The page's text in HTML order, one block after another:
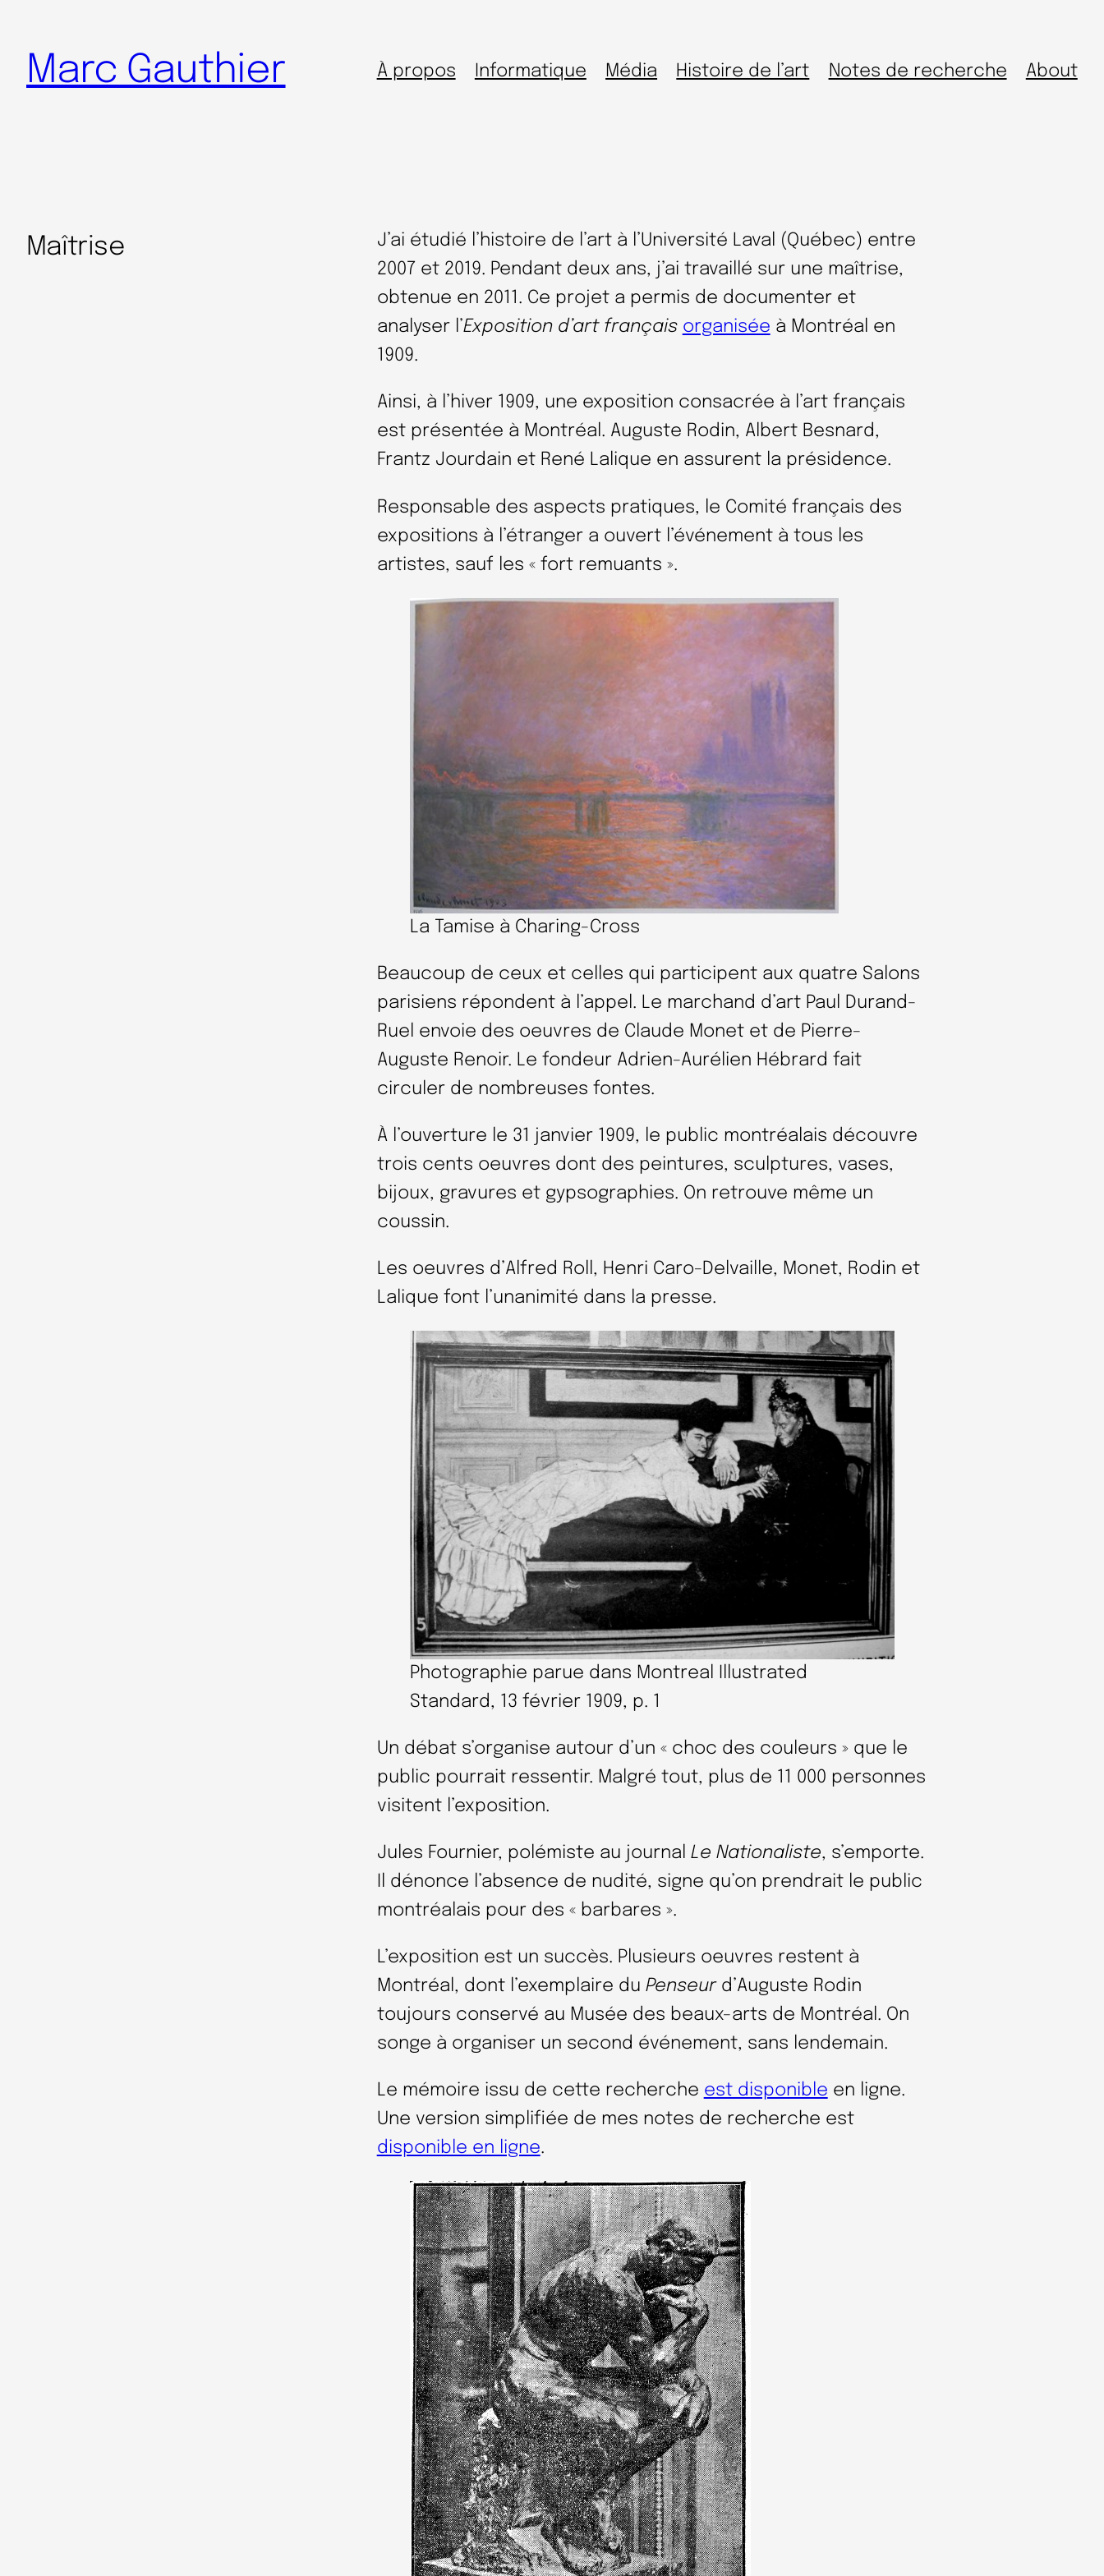
Marc Gauthier À propos Informatique Média Histoire de l’art Notes de recherche About
Maîtrise
J’ai étudié l’histoire de l’art à l’Université Laval (Québec) entre
2007 et 2019. Pendant deux ans, j’ai travaillé sur une maîtrise,
obtenue en 2011. Ce projet a permis de documenter et
analyser l’Exposition d’art français organisée à Montréal en
1909.
Ainsi, à l’hiver 1909, une exposition consacrée à l’art français
est présentée à Montréal. Auguste Rodin, Albert Besnard,
Frantz Jourdain et René Lalique en assurent la présidence.
Responsable des aspects pratiques, le Comité français des
expositions à l’étranger a ouvert l’événement à tous les
artistes, sauf les « fort remuants ».
La Tamise à Charing-Cross
Beaucoup de ceux et celles qui participent aux quatre Salons
parisiens répondent à l’appel. Le marchand d’art Paul Durand-
Ruel envoie des oeuvres de Claude Monet et de Pierre-
Auguste Renoir. Le fondeur Adrien-Aurélien Hébrard fait
circuler de nombreuses fontes.
À l’ouverture le 31 janvier 1909, le public montréalais découvre
trois cents oeuvres dont des peintures, sculptures, vases,
bijoux, gravures et gypsographies. On retrouve même un
coussin.
Les oeuvres d’Alfred Roll, Henri Caro-Delvaille, Monet, Rodin et
Lalique font l’unanimité dans la presse.
Photographie parue dans Montreal Illustrated
Standard, 13 février 1909, p. 1
Un débat s’organise autour d’un « choc des couleurs » que le
public pourrait ressentir. Malgré tout, plus de 11 000 personnes
visitent l’exposition.
Jules Fournier, polémiste au journal Le Nationaliste, s’emporte.
Il dénonce l’absence de nudité, signe qu’on prendrait le public
montréalais pour des « barbares ».
L’exposition est un succès. Plusieurs oeuvres restent à
Montréal, dont l’exemplaire du Penseurd’Auguste Rodin
toujours conservé au Musée des beaux-arts de Montréal. On
songe à organiser un second événement, sans lendemain.
Le mémoire issu de cette recherche est disponible en ligne.
Une version simplifiée de mes notes de recherche est
disponible en ligne.